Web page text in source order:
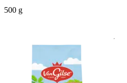
500 g